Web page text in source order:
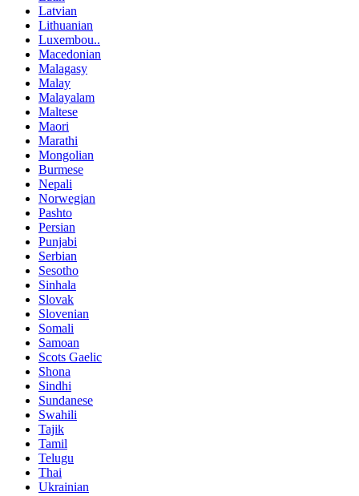
Latvian
Lithuanian
Luxembou..
Macedonian
Malagasy
Malay
Malayalam
Maltese
Maori
Marathi
Mongolian
Burmese
Nepali
Norwegian
Pashto
Persian
Punjabi
Serbian
Sesotho
Sinhala
Slovak
Slovenian
Somali
Samoan
Scots Gaelic
Shona
Sindhi
Sundanese
Swahili
Tajik
Tamil
Telugu
Thai
Ukrainian